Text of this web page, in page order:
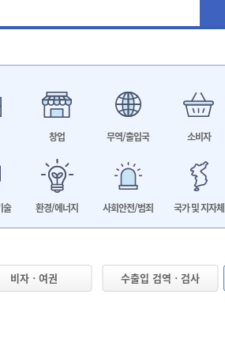
창업 무역/출입국 소비자
술 환경/에너지 사회안전/범죄 국가 및 지자체
비자ㆍ여권 수출입 검역ㆍ검사